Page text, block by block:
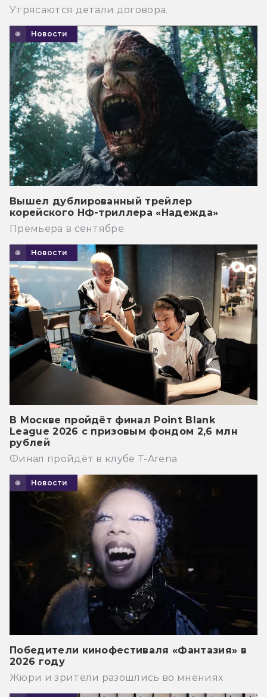
Утрясаются детали договора.
Новости
Вышел дублированный трейлер
корейского НФ-триллера «Надежда»
Премьера в сентябре.
Новости
В Москве пройдёт финал Point Blank
League 2026 с призовым фондом 2,6 млн
рублей
Финал пройдёт в клубе T-Arena.
Новости
Победители кинофестиваля «Фантазия» в
2026 году
Жюри и зрители разошлись во мнениях